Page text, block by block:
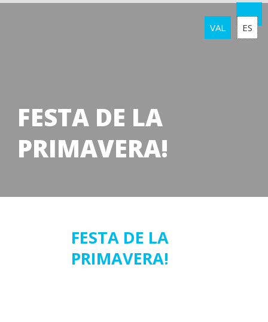
VAL ES
FESTA DE LA
PRIMAVERA!
FESTA DE LA
PRIMAVERA!